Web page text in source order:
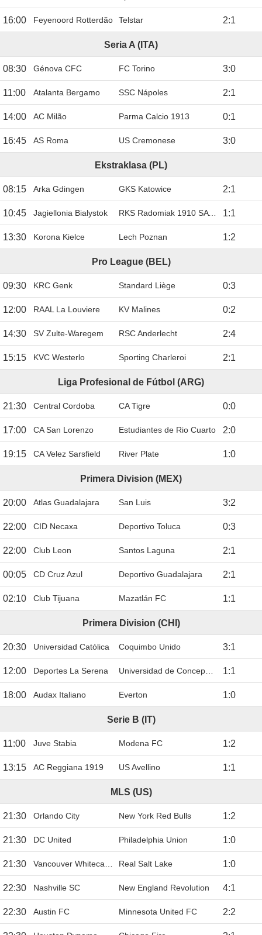
16:00 Feyenoord Rotterdão Telstar 2:1
Seria A (ITA)
08:30 Génova CFC FC Torino 3:0
11:00 Atalanta Bergamo SSC Nápoles 2:1
14:00 AC Milão Parma Calcio 1913 0:1
16:45 AS Roma US Cremonese 3:0
Ekstraklasa (PL)
08:15 Arka Gdingen GKS Katowice 2:1
10:45 Jagiellonia Bialystok RKS Radomiak 1910 SA Radom 1:1
13:30 Korona Kielce Lech Poznan 1:2
Pro League (BEL)
09:30 KRC Genk Standard Liège 0:3
12:00 RAAL La Louviere KV Malines 0:2
14:30 SV Zulte-Waregem RSC Anderlecht 2:4
15:15 KVC Westerlo Sporting Charleroi 2:1
Liga Profesional de Fútbol (ARG)
21:30 Central Cordoba CA Tigre 0:0
17:00 CA San Lorenzo Estudiantes de Rio Cuarto 2:0
19:15 CA Velez Sarsfield River Plate 1:0
Primera Division (MEX)
20:00 Atlas Guadalajara San Luis 3:2
22:00 CID Necaxa Deportivo Toluca 0:3
22:00 Club Leon Santos Laguna 2:1
00:05 CD Cruz Azul Deportivo Guadalajara 2:1
02:10 Club Tijuana Mazatlán FC 1:1
Primera Division (CHI)
20:30 Universidad Católica Coquimbo Unido 3:1
12:00 Deportes La Serena Universidad de Concepción 1:1
18:00 Audax Italiano Everton 1:0
Serie B (IT)
11:00 Juve Stabia Modena FC 1:2
13:15 AC Reggiana 1919 US Avellino 1:1
MLS (US)
21:30 Orlando City New York Red Bulls 1:2
21:30 DC United Philadelphia Union 1:0
21:30 Vancouver Whitecaps Real Salt Lake 1:0
22:30 Nashville SC New England Revolution 4:1
22:30 Austin FC Minnesota United FC 2:2